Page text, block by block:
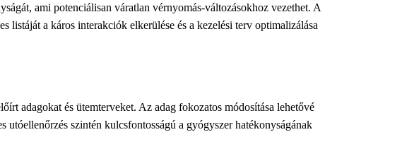
ami potenciálisan váratlan vérnyomás-változásokhoz vezethet. A
listáját a káros interakciók elkerülése és a kezelési terv optimalizálása
adagokat és ütemterveket. Az adag fokozatos módosítása lehetővé
utóellenőrzés szintén kulcsfontosságú a gyógyszer hatékonyságának